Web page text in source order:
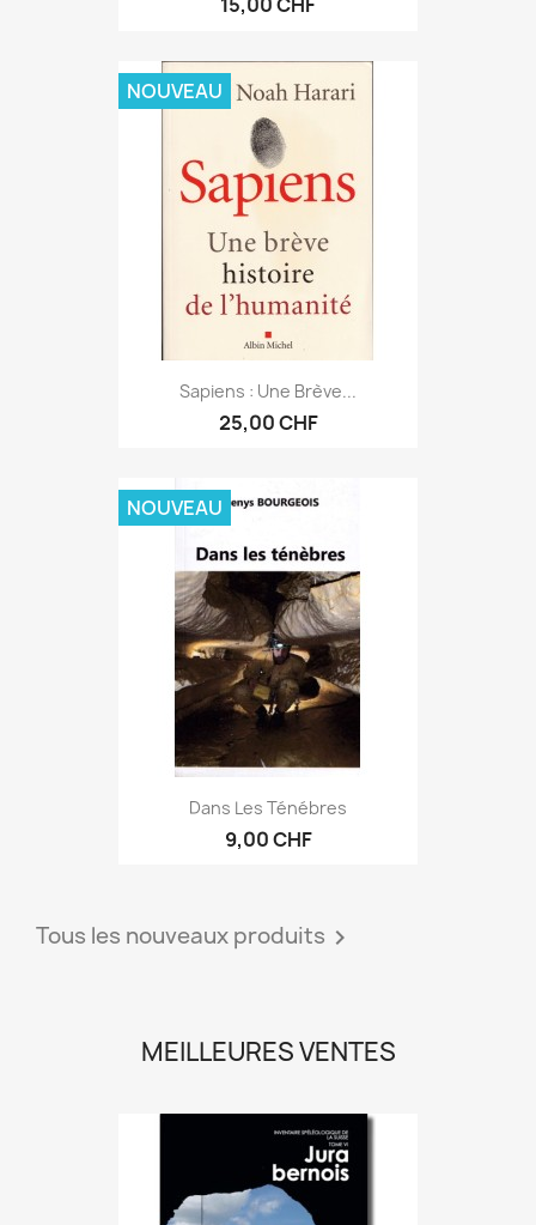
Sapiens : Une Brève...
25,00 CHF
NOUVEAU
Dans Les Ténébres
9,00 CHF
NOUVEAU
Tous les nouveaux produits 
MEILLEURES VENTES